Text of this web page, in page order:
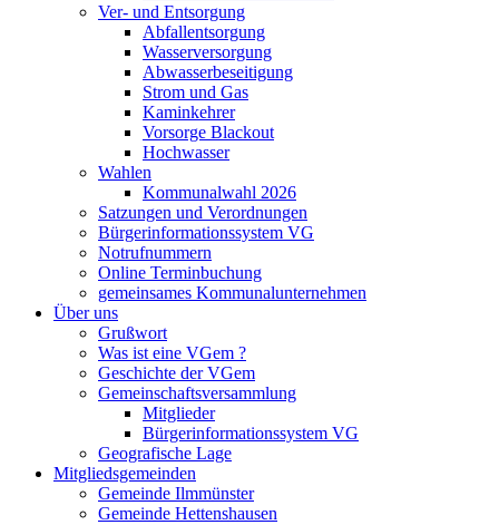
Ver- und Entsorgung
Abfallentsorgung
Wasserversorgung
Abwasserbeseitigung
Strom und Gas
Kaminkehrer
Vorsorge Blackout
Hochwasser
Wahlen
Kommunalwahl 2026
Satzungen und Verordnungen
Bürgerinformationssystem VG
Notrufnummern
Online Terminbuchung
gemeinsames Kommunalunternehmen
Über uns
Grußwort
Was ist eine VGem ?
Geschichte der VGem
Gemeinschaftsversammlung
Mitglieder
Bürgerinformationssystem VG
Geografische Lage
Mitgliedsgemeinden
Gemeinde Ilmmünster
Gemeinde Hettenshausen